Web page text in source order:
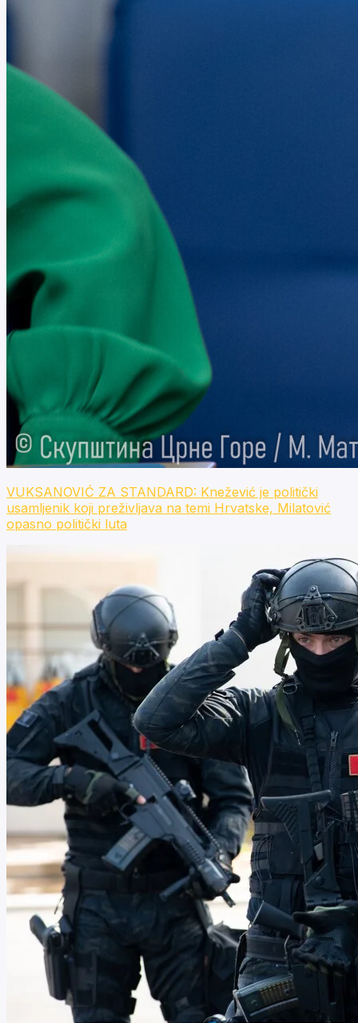
VUKSANOVIĆ ZA STANDARD: Knežević je politički
usamljenik koji preživljava na temi Hrvatske, Milatović
opasno politički luta